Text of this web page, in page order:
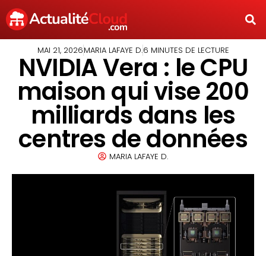
MAI 21, 2026MARIA LAFAYE D.6 MINUTES DE LECTURE
NVIDIA Vera : le CPU
maison qui vise 200
milliards dans les
centres de données
MARIA LAFAYE D.